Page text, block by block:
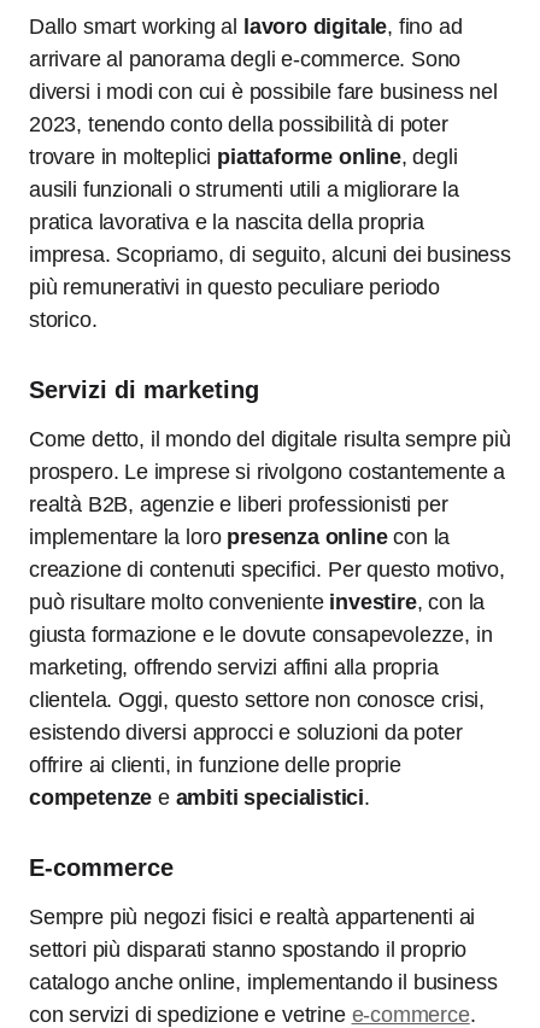
Dallo smart working al lavoro digitale, fino ad
arrivare al panorama degli e-commerce. Sono
diversi i modi con cui è possibile fare business nel
2023, tenendo conto della possibilità di poter
trovare in molteplici piattaforme online, degli
ausili funzionali o strumenti utili a migliorare la
pratica lavorativa e la nascita della propria
impresa. Scopriamo, di seguito, alcuni dei business
più remunerativi in questo peculiare periodo
storico.
Servizi di marketing
Come detto, il mondo del digitale risulta sempre più
prospero. Le imprese si rivolgono costantemente a
realtà B2B, agenzie e liberi professionisti per
implementare la loro presenza onlinecon la
creazione di contenuti specifici. Per questo motivo,
può risultare molto conveniente investire, con la
giusta formazione e le dovute consapevolezze, in
marketing, offrendo servizi affini alla propria
clientela. Oggi, questo settore non conosce crisi,
esistendo diversi approcci e soluzioni da poter
offrire ai clienti, in funzione delle proprie
competenze e ambiti specialistici.
E-commerce
Sempre più negozi fisici e realtà appartenenti ai
settori più disparati stanno spostando il proprio
catalogo anche online, implementando il business
con servizi di spedizione e vetrine e-commerce.